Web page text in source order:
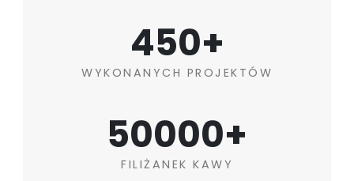
450+
WYKONANYCH PROJEKTÓW
50000+
FILIŻANEK KAWY